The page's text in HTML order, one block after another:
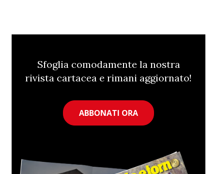
Sfoglia comodamente la nostra
rivista cartacea e rimani aggiornato!
ABBONATI ORA